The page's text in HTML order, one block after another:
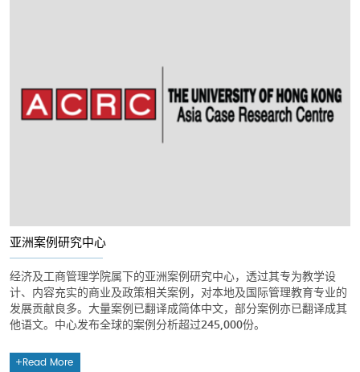
亚洲案例研究中心
经济及工商管理学院属下的亚洲案例研究中心，透过其专为教学设
计、内容充实的商业及政策相关案例，对本地及国际管理教育专业的
发展贡献良多。大量案例已翻译成简体中文，部分案例亦已翻译成其
他语文。中心发布全球的案例分析超过245,000份。
Read More